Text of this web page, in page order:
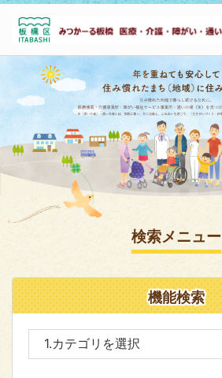
検索メニュー
機能検索